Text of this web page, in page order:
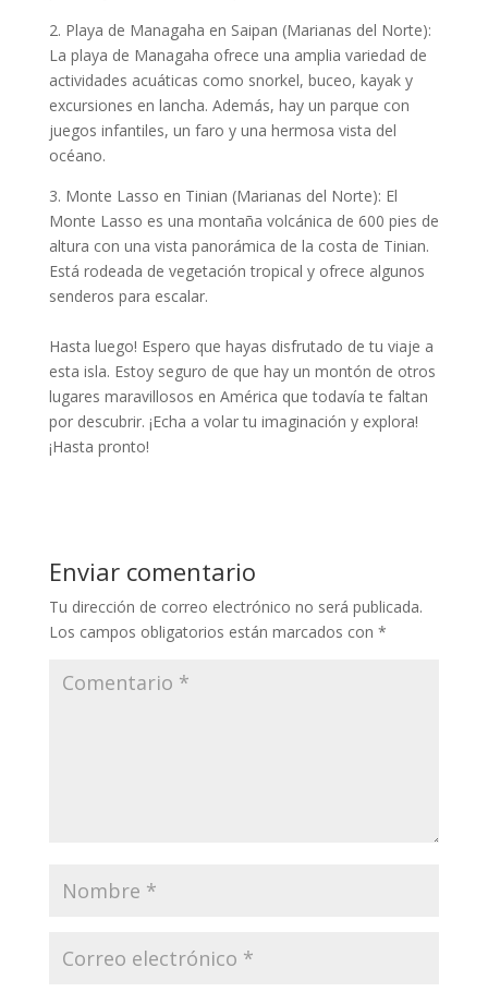
2. Playa de Managaha en Saipan (Marianas del Norte):
La playa de Managaha ofrece una amplia variedad de
actividades acuáticas como snorkel, buceo, kayak y
excursiones en lancha. Además, hay un parque con
juegos infantiles, un faro y una hermosa vista del
océano.
3. Monte Lasso en Tinian (Marianas del Norte): El
Monte Lasso es una montaña volcánica de 600 pies de
altura con una vista panorámica de la costa de Tinian.
Está rodeada de vegetación tropical y ofrece algunos
senderos para escalar.
Hasta luego! Espero que hayas disfrutado de tu viaje a
esta isla. Estoy seguro de que hay un montón de otros
lugares maravillosos en América que todavía te faltan
por descubrir. ¡Echa a volar tu imaginación y explora!
¡Hasta pronto!
Enviar comentario
Tu dirección de correo electrónico no será publicada.
Los campos obligatorios están marcados con *